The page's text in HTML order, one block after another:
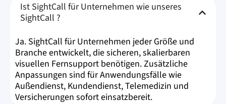
Ist SightCall für Unternehmen wie unseres
SightCall ?
Ja. SightCall für Unternehmen jeder Größe und
Branche entwickelt, die sicheren, skalierbaren
visuellen Fernsupport benötigen. Zusätzliche
Anpassungen sind für Anwendungsfälle wie
Außendienst, Kundendienst, Telemedizin und
Versicherungen sofort einsatzbereit.